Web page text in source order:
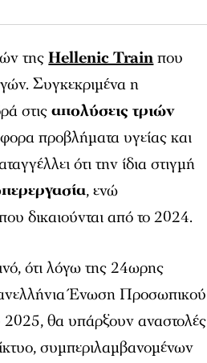
τηςHellenic Trainπου
Συγκεκριμένα η
στιςαπολύσεις τριών
προβλήματα υγείας και
ότι την ίδια στιγμή
, ενώ
δικαιούνται από το 2024.
ότι λόγω της 24ωρης
Ένωση Προσωπικού
θα υπάρξουν αναστολές
συμπεριλαμβανομένων